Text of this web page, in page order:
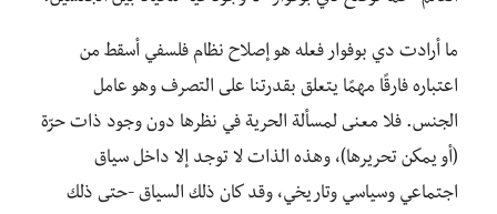
ما أرادت دي بوفوار فعله هو إصلاح نظام فلسفي أسقط من
اعتباره فارقًا مهمًا يتعلق بقدرتنا على التصرف وهو عامل
الجنس. فلا معنى لمسألة الحرية في نظرها دون وجود ذات حرّة
(أو يمكن تحريرها)، وهذه الذات لا توجد إلا داخل سياق
اجتماعي وسياسي وتاريخي، وقد كان ذلك السياق -حتى ذلك